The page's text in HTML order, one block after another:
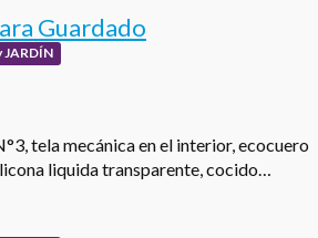
Guardado
JARDÍN
tela mecánica en el interior, ecocuero
liquida transparente, cocido…